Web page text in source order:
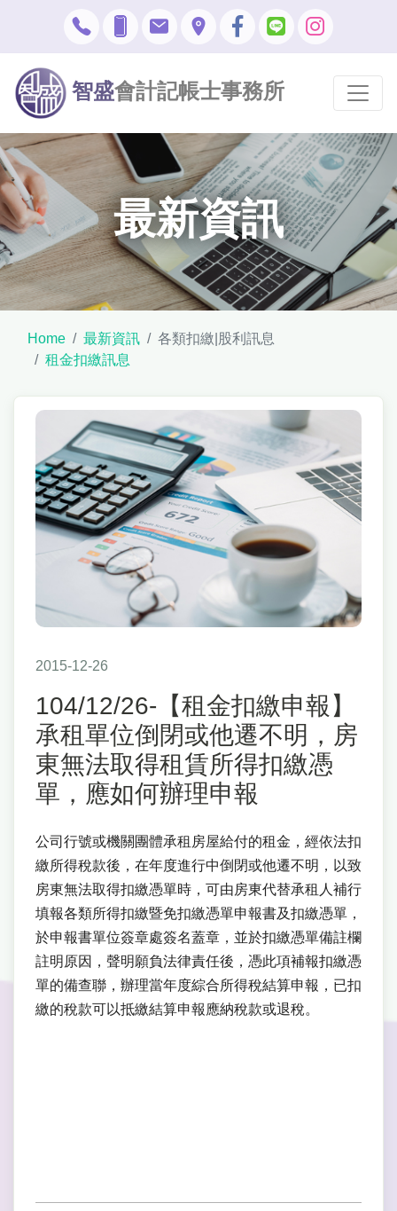
智盛會計記帳士事務所
最新資訊
Home 最新資訊
各類扣繳|股利訊息
租金扣繳訊息
2015-12-26
104/12/26-【租金扣繳申報】
承租單位倒閉或他遷不明，房
東無法取得租賃所得扣繳憑
單，應如何辦理申報
公司行號或機關團體承租房屋給付的租金，經依法扣
繳所得稅款後，在年度進行中倒閉或他遷不明，以致
房東無法取得扣繳憑單時，可由房東代替承租人補行
填報各類所得扣繳暨免扣繳憑單申報書及扣繳憑單，
於申報書單位簽章處簽名蓋章，並於扣繳憑單備註欄
註明原因，聲明願負法律責任後，憑此項補報扣繳憑
單的備查聯，辦理當年度綜合所得稅結算申報，已扣
繳的稅款可以抵繳結算申報應納稅款或退稅。